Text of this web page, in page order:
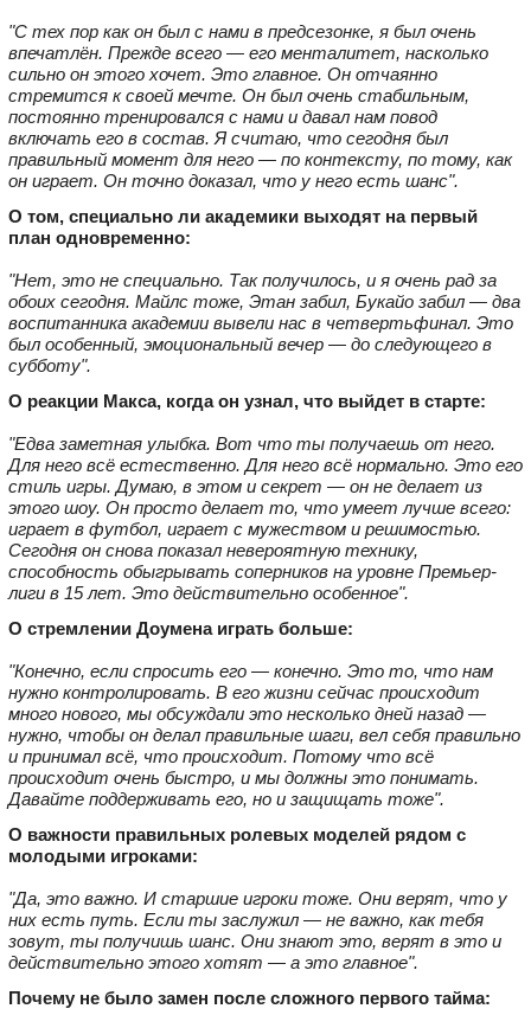
"С тех пор как он был с нами в предсезонке, я был очень
впечатлён. Прежде всего — его менталитет, насколько
сильно он этого хочет. Это главное. Он отчаянно
стремится к своей мечте. Он был очень стабильным,
постоянно тренировался с нами и давал нам повод
включать его в состав. Я считаю, что сегодня был
правильный момент для него — по контексту, по тому, как
он играет. Он точно доказал, что у него есть шанс".
О том, специально ли академики выходят на первый
план одновременно:
"Нет, это не специально. Так получилось, и я очень рад за
обоих сегодня. Майлс тоже, Этан забил, Букайо забил — два
воспитанника академии вывели нас в четвертьфинал. Это
был особенный, эмоциональный вечер — до следующего в
субботу".
О реакции Макса, когда он узнал, что выйдет в старте:
"Едва заметная улыбка. Вот что ты получаешь от него.
Для него всё естественно. Для него всё нормально. Это его
стиль игры. Думаю, в этом и секрет — он не делает из
этого шоу. Он просто делает то, что умеет лучше всего:
играет в футбол, играет с мужеством и решимостью.
Сегодня он снова показал невероятную технику,
способность обыгрывать соперников на уровне Премьер-
лиги в 15 лет. Это действительно особенное".
О стремлении Доумена играть больше:
"Конечно, если спросить его — конечно. Это то, что нам
нужно контролировать. В его жизни сейчас происходит
много нового, мы обсуждали это несколько дней назад —
нужно, чтобы он делал правильные шаги, вел себя правильно
и принимал всё, что происходит. Потому что всё
происходит очень быстро, и мы должны это понимать.
Давайте поддерживать его, но и защищать тоже".
О важности правильных ролевых моделей рядом с
молодыми игроками:
"Да, это важно. И старшие игроки тоже. Они верят, что у
них есть путь. Если ты заслужил — не важно, как тебя
зовут, ты получишь шанс. Они знают это, верят в это и
действительно этого хотят — а это главное".
Почему не было замен после сложного первого тайма: